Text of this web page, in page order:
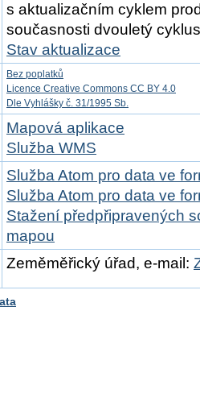
s aktualizačním cyklem
současnosti dvouletý
Stav aktualizace
Bez poplatků
Licence Creative Commons CC BY 4.0
Dle Vyhlášky č. 31/1995 Sb.
Mapová aplikace
Služba WMS
Služba Atom pro data ve
Služba Atom pro data ve
Stažení předpřipravených
mapou
Zeměměřický úřad, e-mail: